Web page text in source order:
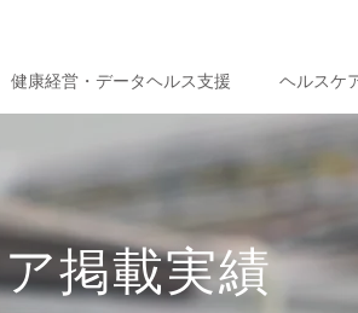
健康経営・データヘルス支援 ヘルスケ
掲載実績